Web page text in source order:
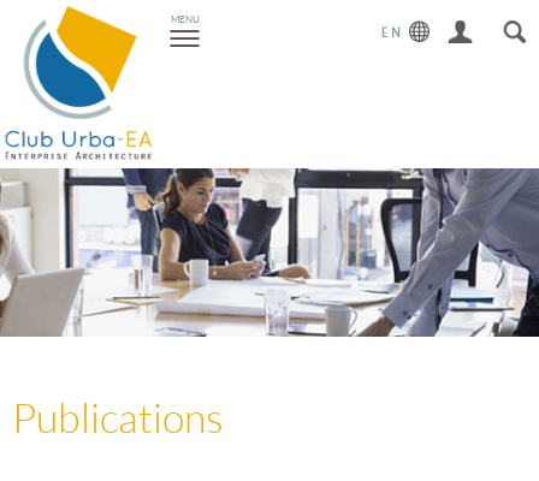
Toggle
navigation
MENU
Publications